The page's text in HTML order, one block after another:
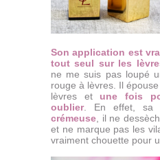
Son application est
tout seul sur les
ne me suis pas loupé
rouge à lèvres. Il
lèvres et une fois
oublier. En effet, sa
crémeuse, il ne
et ne marque pas les
vraiment chouette pour